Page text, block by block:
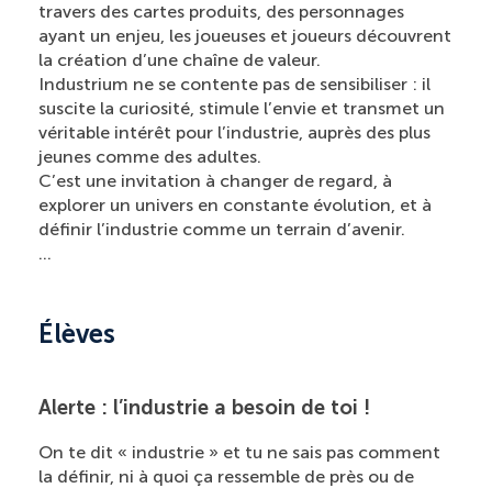
travers des cartes produits, des personnages
ayant un enjeu, les joueuses et joueurs découvrent
la création d’une chaîne de valeur.
Industrium ne se contente pas de sensibiliser : il
suscite la curiosité, stimule l’envie et transmet un
véritable intérêt pour l’industrie, auprès des plus
jeunes comme des adultes.
C’est une invitation à changer de regard, à
explorer un univers en constante évolution, et à
définir l’industrie comme un terrain d’avenir.
…
Élèves
Alerte : l’industrie a besoin de toi !
On te dit « industrie » et tu ne sais pas comment
la définir, ni à quoi ça ressemble de près ou de